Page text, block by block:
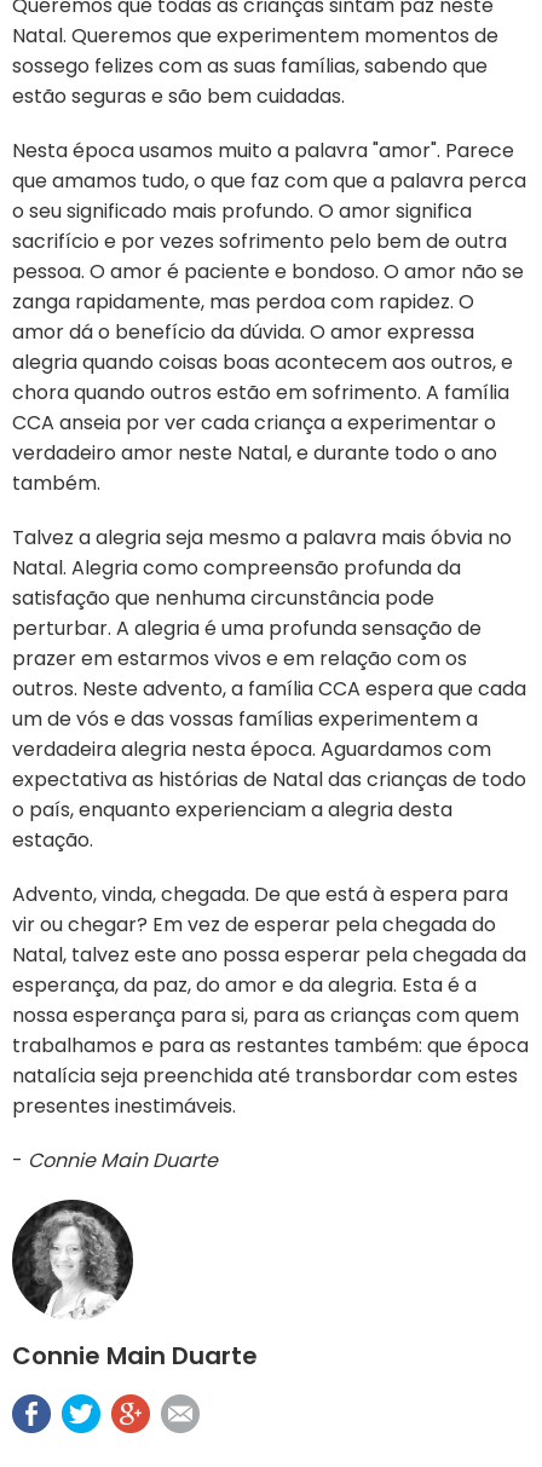
Natal. Queremos que experimentem momentos de
sossego felizes com as suas famílias, sabendo que
estão seguras e são bem cuidadas.
Nesta época usamos muito a palavra "amor". Parece
que amamos tudo, o que faz com que a palavra perca
o seu significado mais profundo. O amor significa
sacrifício e por vezes sofrimento pelo bem de outra
pessoa. O amor é paciente e bondoso. O amor não se
zanga rapidamente, mas perdoa com rapidez. O
amor dá o benefício da dúvida. O amor expressa
alegria quando coisas boas acontecem aos outros, e
chora quando outros estão em sofrimento. A família
CCA anseia por ver cada criança a experimentar o
verdadeiro amor neste Natal, e durante todo o ano
também.
Talvez a alegria seja mesmo a palavra mais óbvia no
Natal. Alegria como compreensão profunda da
satisfação que nenhuma circunstância pode
perturbar. A alegria é uma profunda sensação de
prazer em estarmos vivos e em relação com os
outros. Neste advento, a família CCA espera que cada
um de vós e das vossas famílias experimentem a
verdadeira alegria nesta época. Aguardamos com
expectativa as histórias de Natal das crianças de todo
o país, enquanto experienciam a alegria desta
estação.
Advento, vinda, chegada. De que está à espera para
vir ou chegar? Em vez de esperar pela chegada do
Natal, talvez este ano possa esperar pela chegada da
esperança, da paz, do amor e da alegria. Esta é a
nossa esperança para si, para as crianças com quem
trabalhamos e para as restantes também: que época
natalícia seja preenchida até transbordar com estes
presentes inestimáveis.
- Connie Main Duarte
Connie Main Duarte